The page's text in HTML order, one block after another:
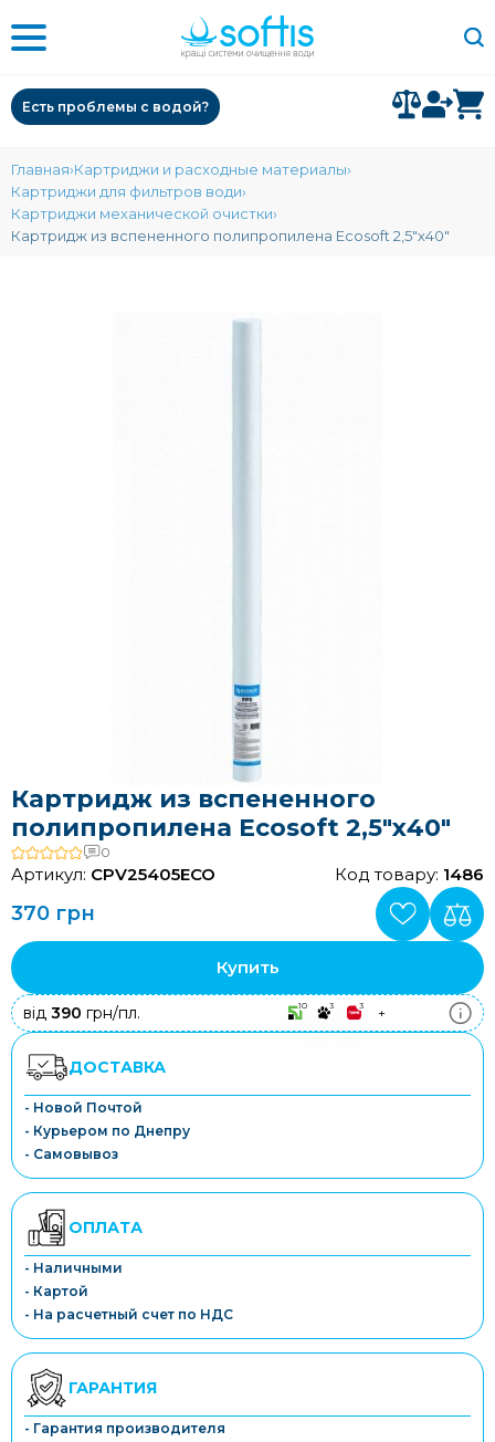
Есть проблемы с водой?
Главная Картриджи и расходные материалы
Картриджи для фильтров води
Картриджи механической очистки
Картридж из вспененного полипропилена Ecosoft 2,5"х40"
Картридж из вспененного
полипропилена Ecosoft 2,5"х40"
0
Артикул: CPV25405ECO Код товару: 1486
370 грн
Купить
від 390 грн/пл. 10 3 3 +
ДОСТАВКА
- Новой Почтой
- Курьером по Днепру
- Самовывоз
ОПЛАТА
- Наличными
- Картой
- На расчетный счет по НДС
ГАРАНТИЯ
- Гарантия производителя